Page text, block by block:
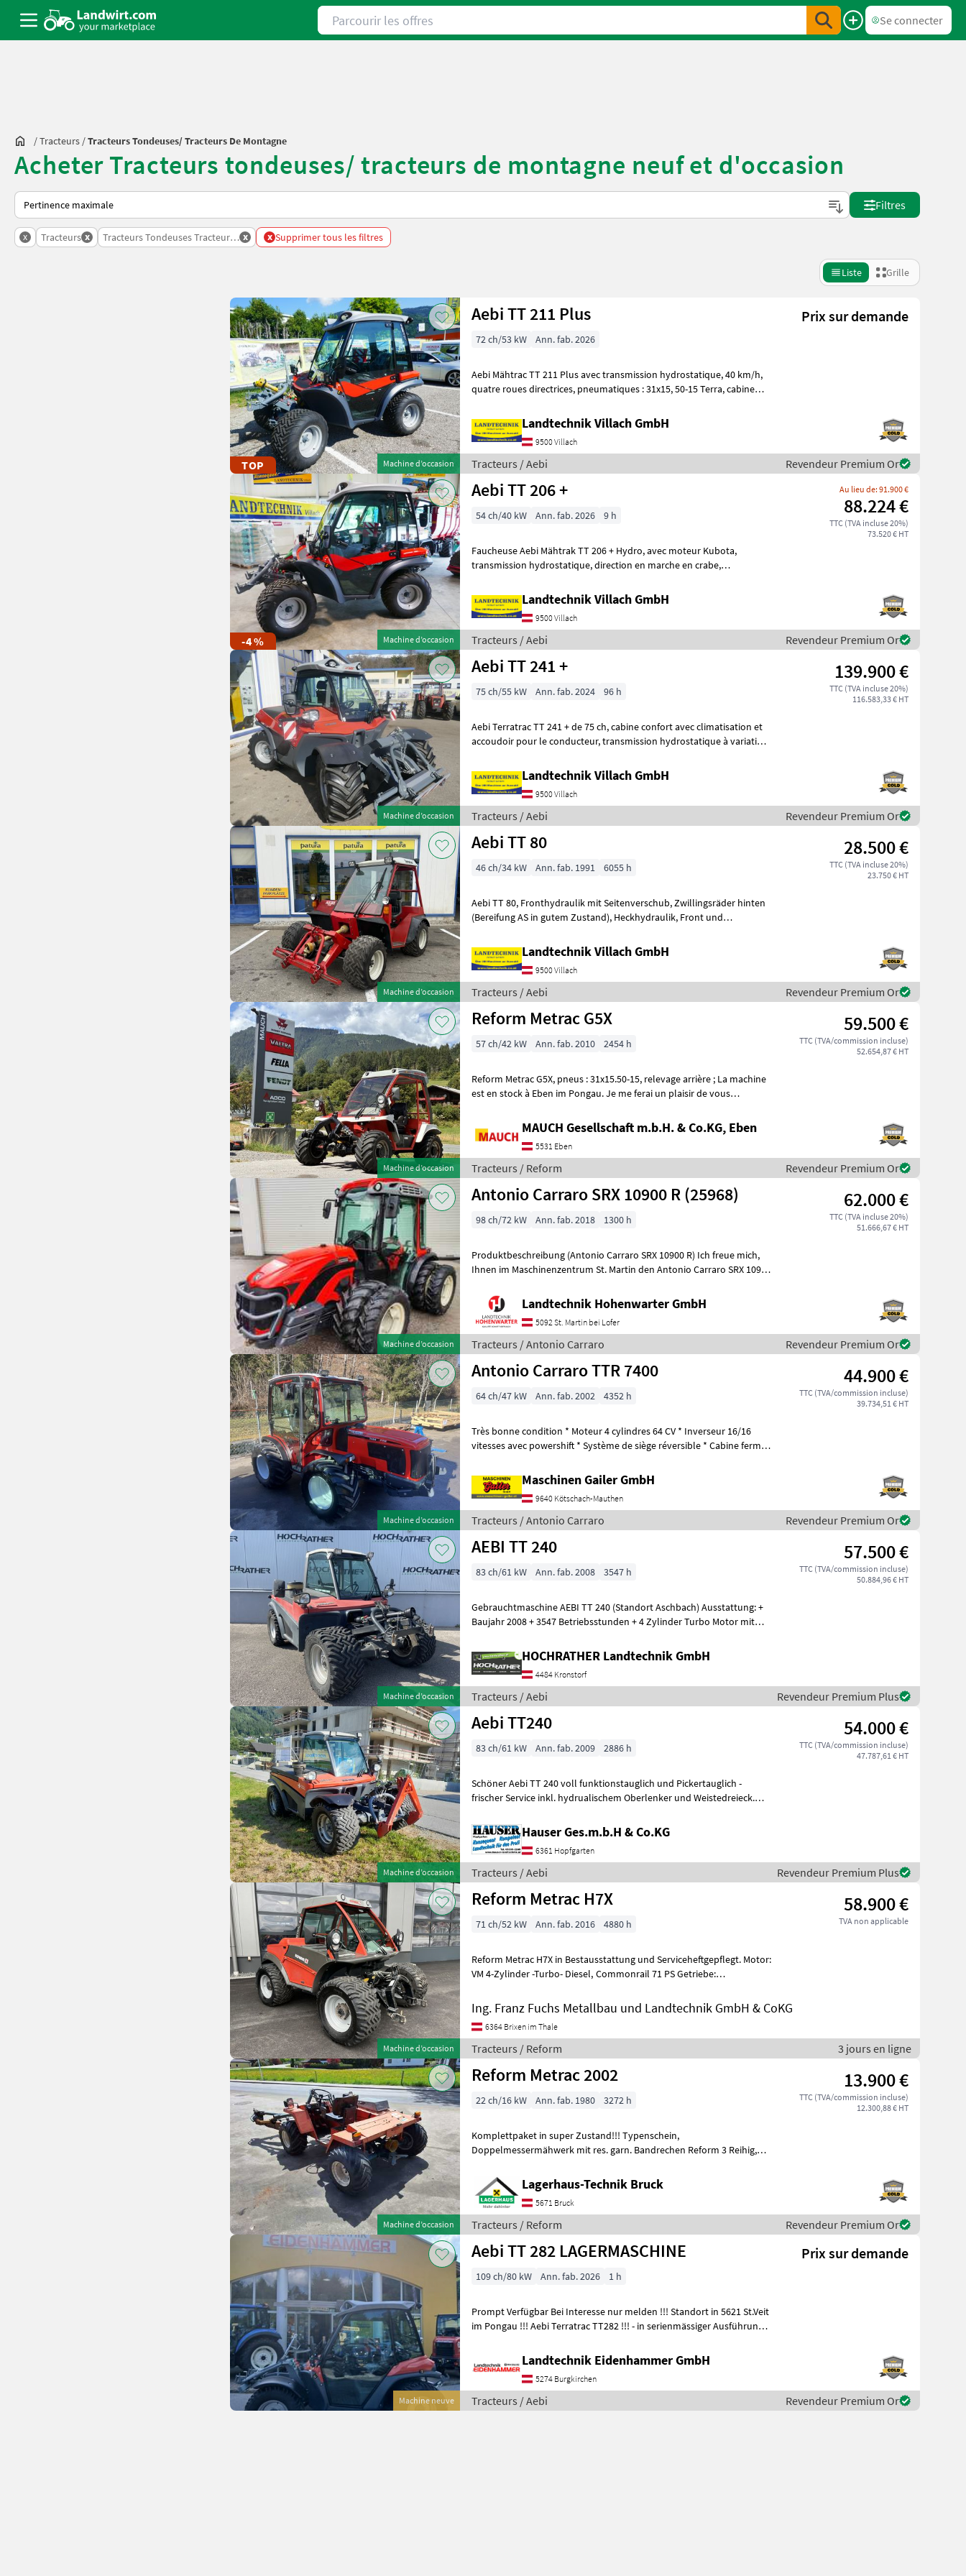
Parcourir les offres
Se connecter
/Tracteurs /Tracteurs Tondeuses/ Tracteurs De Montagne
Acheter Tracteurs tondeuses/ tracteurs de montagne neuf et d'occasion
Voici comment les annonces sont triées sur Landwirt.com
Filtres
x Tracteurs x Tracteurs Tondeuses Tracteurs De Montagne
x x Supprimer tous les filtres
Liste Grille
TOP Machine d’occasion
Aebi TT 211 Plus Prix sur demande
72 ch/53 kW Ann. fab. 2026
Aebi Mähtrac TT 211 Plus avec transmission hydrostatique, 40 km/h,
quatre roues directrices, pneumatiques : 31x15, 50-15 Terra, cabine
Landtechnik Villach GmbH
9500 Villach
Tracteurs / Aebi Revendeur Premium Or
-4 % Machine d’occasion
Aebi TT 206 + Au lieu de: 91.900 €
88.224 €
TTC (TVA incluse 20%)
73.520 € HT
54 ch/40 kW Ann. fab. 2026 9 h
Faucheuse Aebi Mähtrak TT 206 + Hydro, avec moteur Kubota,
transmission hydrostatique, direction en marche en crabe,
Landtechnik Villach GmbH
9500 Villach
Tracteurs / Aebi Revendeur Premium Or
Machine d’occasion
Aebi TT 241 + 139.900 €
TTC (TVA incluse 20%)
116.583,33 € HT
75 ch/55 kW Ann. fab. 2024 96 h
Aebi Terratrac TT 241 + de 75 ch, cabine confort avec climatisation et
accoudoir pour le conducteur, transmission hydrostatique à variation
Landtechnik Villach GmbH
9500 Villach
Tracteurs / Aebi Revendeur Premium Or
Machine d’occasion
Aebi TT 80 28.500 €
TTC (TVA incluse 20%)
23.750 € HT
46 ch/34 kW Ann. fab. 1991 6055 h
Aebi TT 80, Fronthydraulik mit Seitenverschub, Zwillingsräder hinten
(Bereifung AS in gutem Zustand), Heckhydraulik, Front und
Landtechnik Villach GmbH
9500 Villach
Tracteurs / Aebi Revendeur Premium Or
Machine d’occasion
Reform Metrac G5X 59.500 €
TTC (TVA/commission incluse)
52.654,87 € HT
57 ch/42 kW Ann. fab. 2010 2454 h
Reform Metrac G5X, pneus : 31x15.50-15, relevage arrière ; La machine
est en stock à Eben im Pongau. Je me ferai un plaisir de vous
MAUCH Gesellschaft m.b.H. & Co.KG, Eben
5531 Eben
Tracteurs / Reform Revendeur Premium Or
Machine d’occasion
Antonio Carraro SRX 10900 R (25968) 62.000 €
TTC (TVA incluse 20%)
51.666,67 € HT
98 ch/72 kW Ann. fab. 2018 1300 h
Produktbeschreibung (Antonio Carraro SRX 10900 R) Ich freue mich,
Ihnen im Maschinenzentrum St. Martin den Antonio Carraro SRX 10900
Landtechnik Hohenwarter GmbH
5092 St. Martin bei Lofer
Tracteurs / Antonio Carraro Revendeur Premium Or
Machine d’occasion
Antonio Carraro TTR 7400 44.900 €
TTC (TVA/commission incluse)
39.734,51 € HT
64 ch/47 kW Ann. fab. 2002 4352 h
Très bonne condition * Moteur 4 cylindres 64 CV * Inverseur 16/16
vitesses avec powershift * Système de siège réversible * Cabine fermée
Maschinen Gailer GmbH
9640 Kötschach-Mauthen
Tracteurs / Antonio Carraro Revendeur Premium Or
Machine d’occasion
AEBI TT 240 57.500 €
TTC (TVA/commission incluse)
50.884,96 € HT
83 ch/61 kW Ann. fab. 2008 3547 h
Gebrauchtmaschine AEBI TT 240 (Standort Aschbach) Ausstattung: +
Baujahr 2008 + 3547 Betriebsstunden + 4 Zylinder Turbo Motor mit
HOCHRATHER Landtechnik GmbH
4484 Kronstorf
Tracteurs / Aebi Revendeur Premium Plus
Machine d’occasion
Aebi TT240 54.000 €
TTC (TVA/commission incluse)
47.787,61 € HT
83 ch/61 kW Ann. fab. 2009 2886 h
Schöner Aebi TT 240 voll funktionstauglich und Pickertauglich -
frischer Service inkl. hydrualischem Oberlenker und Weistedreieck.
Hauser Ges.m.b.H & Co.KG
6361 Hopfgarten
Tracteurs / Aebi Revendeur Premium Plus
Machine d’occasion
Reform Metrac H7X 58.900 €
TVA non applicable
71 ch/52 kW Ann. fab. 2016 4880 h
Reform Metrac H7X in Bestausstattung und Serviceheftgepflegt. Motor:
VM 4-Zylinder -Turbo- Diesel, Commonrail 71 PS Getriebe:
Ing. Franz Fuchs Metallbau und Landtechnik GmbH & CoKG
6364 Brixen im Thale
Tracteurs / Reform 3 jours en ligne
Machine d’occasion
Reform Metrac 2002 13.900 €
TTC (TVA/commission incluse)
12.300,88 € HT
22 ch/16 kW Ann. fab. 1980 3272 h
Komplettpaket in super Zustand!!! Typenschein,
Doppelmessermähwerk mit res. garn. Bandrechen Reform 3 Reihig,
Lagerhaus-Technik Bruck
5671 Bruck
Tracteurs / Reform Revendeur Premium Or
Machine neuve
Aebi TT 282 LAGERMASCHINE Prix sur demande
109 ch/80 kW Ann. fab. 2026 1 h
Prompt Verfügbar Bei Interesse nur melden !!! Standort in 5621 St.Veit
im Pongau !!! Aebi Terratrac TT282 !!! - in serienmässiger Ausführung -
Landtechnik Eidenhammer GmbH
5274 Burgkirchen
Tracteurs / Aebi Revendeur Premium Or